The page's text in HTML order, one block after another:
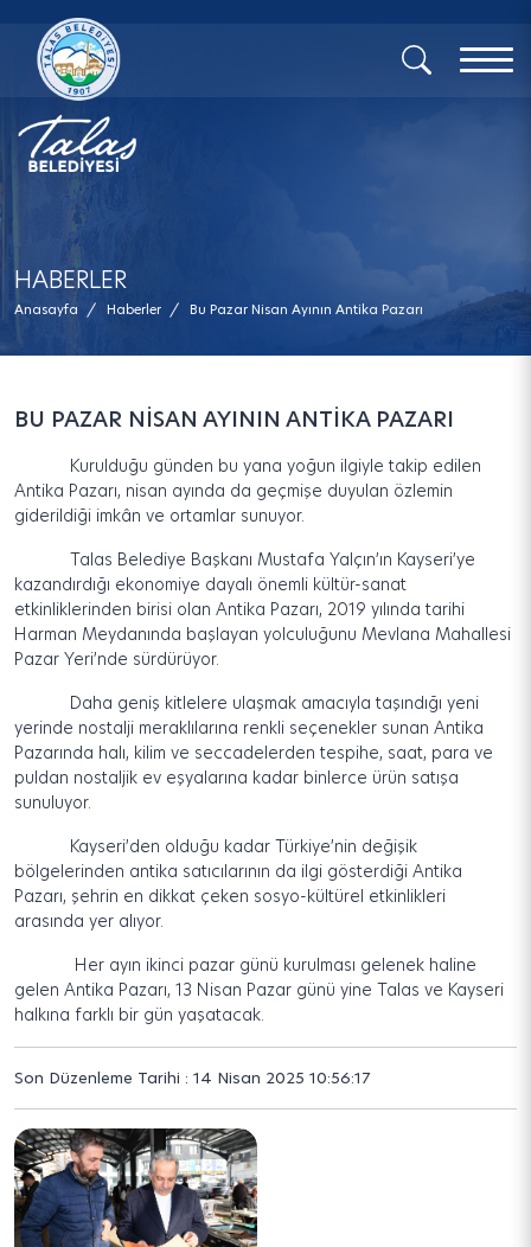
x
HABERLER
Anasayfa / Haberler / Bu Pazar Nisan Ayının Antika Pazarı
BU PAZAR NİSAN AYININ ANTİKA PAZARI
Kurulduğu günden bu yana yoğun ilgiyle takip edilen
Antika Pazarı, nisan ayında da geçmişe duyulan özlemin
giderildiği imkân ve ortamlar sunuyor.
Talas Belediye Başkanı Mustafa Yalçın’ın Kayseri’ye
kazandırdığı ekonomiye dayalı önemli kültür-sanat
etkinliklerinden birisi olan Antika Pazarı, 2019 yılında tarihi
Harman Meydanında başlayan yolculuğunu Mevlana Mahallesi
Pazar Yeri’nde sürdürüyor.
Daha geniş kitlelere ulaşmak amacıyla taşındığı yeni
yerinde nostalji meraklılarına renkli seçenekler sunan Antika
Pazarında halı, kilim ve seccadelerden tespihe, saat, para ve
puldan nostaljik ev eşyalarına kadar binlerce ürün satışa
sunuluyor.
Kayseri’den olduğu kadar Türkiye’nin değişik
bölgelerinden antika satıcılarının da ilgi gösterdiği Antika
Pazarı, şehrin en dikkat çeken sosyo-kültürel etkinlikleri
arasında yer alıyor.
Her ayın ikinci pazar günü kurulması gelenek haline
gelen Antika Pazarı, 13 Nisan Pazar günü yine Talas ve Kayseri
halkına farklı bir gün yaşatacak.
Son Düzenleme Tarihi : 14 Nisan 2025 10:56:17